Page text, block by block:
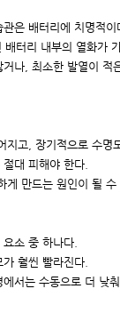
은 배터리에 치명적이
터리 내부의 열화가
나, 최소한 발열이 적
고, 장기적으로 수명
대 피해야 한다.
만드는 원인이 될
소 중 하나다.
훨씬 빨라진다.
서는 수동으로 더 낮